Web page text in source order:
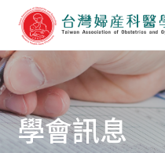
學會訊息